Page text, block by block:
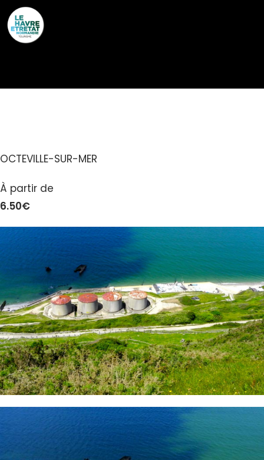
OCTEVILLE-SUR-MER
À partir de
6.50€
Cookies management panel